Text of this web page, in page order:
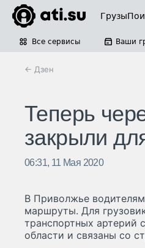
Грузы
Все сервисы Ваши
← Дзен
Теперь
закрыли
06:31, 11 Мая 2020
В Приволжье
маршруты. Для
транспортных артерий
области и связаны со